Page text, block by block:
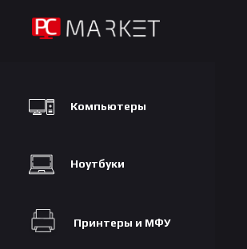
Компьютеры
Ноутбуки
Принтеры и МФУ